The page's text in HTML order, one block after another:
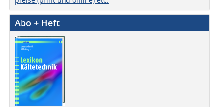
Abo + Heft